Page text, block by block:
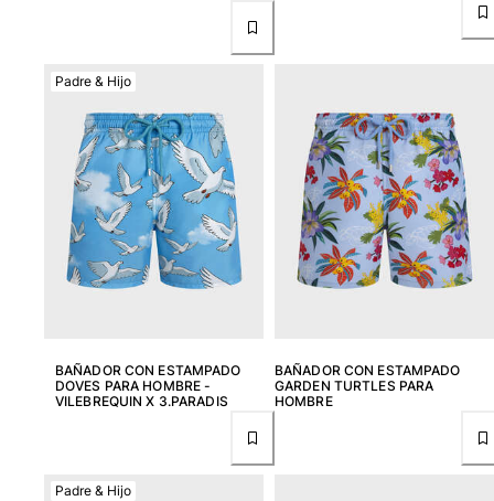
BAÑADOR CON ESTAMPADO
DOVES PARA HOMBRE -
VILEBREQUIN X 3.PARADIS
Padre & Hijo
BAÑADOR CON ESTAMPADO
GARDEN TURTLES PARA
HOMBRE
Padre & Hijo